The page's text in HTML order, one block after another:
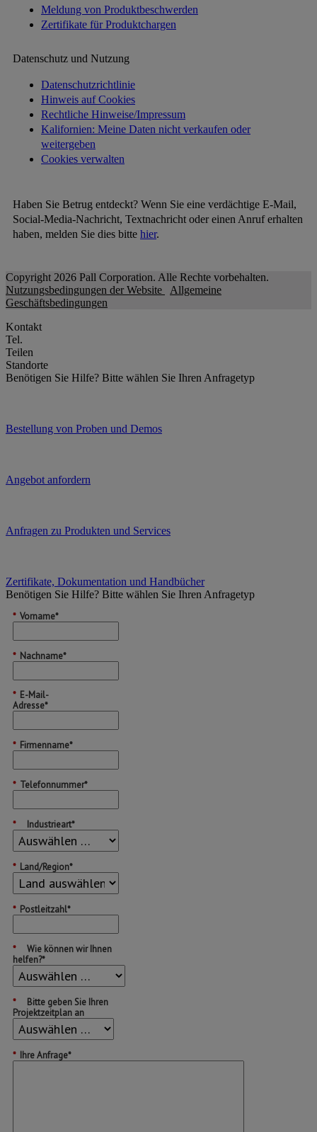
Meldung von Produktbeschwerden
Zertifikate für Produktchargen
Datenschutz und Nutzung
Datenschutzrichtlinie
Hinweis auf Cookies
Rechtliche Hinweise/Impressum
Kalifornien: Meine Daten nicht verkaufen oder
weitergeben
Cookies verwalten
Haben Sie Betrug entdeckt? Wenn Sie eine verdächtige E-Mail,
Social-Media-Nachricht, Textnachricht oder einen Anruf erhalten
haben, melden Sie dies bitte hier.
Copyright 2026 Pall Corporation. Alle Rechte vorbehalten.
Nutzungsbedingungen der Website
Allgemeine
Geschäftsbedingungen
Kontakt
Tel.
Teilen
Standorte
Benötigen Sie Hilfe? Bitte wählen Sie Ihren Anfragetyp
Bestellung von Proben und Demos
Angebot anfordern
Anfragen zu Produkten und Services
Zertifikate, Dokumentation und Handbücher
Benötigen Sie Hilfe? Bitte wählen Sie Ihren Anfragetyp
* Vorname*
* Nachname*
* E-Mail-
Adresse*
* Firmenname*
* Telefonnummer*
* Industrieart*
* Land/Region*
* Postleitzahl*
*
Wie können wir Ihnen
helfen?*
*
Bitte geben Sie Ihren
Projektzeitplan an
* Ihre Anfrage*